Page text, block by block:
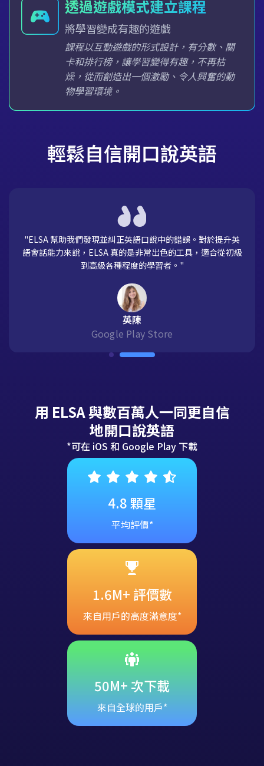
透過遊戲模式建立課程
將學習變成有趣的遊戲
課程以互動遊戲的形式設計，有分數、關
卡和排行榜，讓學習變得有趣，不再枯
燥，從而創造出一個激勵、令人興奮的動
物學習環境。
輕鬆自信開口說英語
"ELSA 幫助我們發現並糾正英語口說中的錯誤。對於提升英
語會話能力來說，ELSA 真的是非常出色的工具，適合從初級
到高級各種程度的學習者。"
英陳
Google Play Store
用 ELSA 與數百萬人一同更自信
地開口說英語
*可在 iOS 和 Google Play 下載
4.8 顆星
平均評價*
1.6M+ 評價數
來自用戶的高度滿意度*
50M+ 次下載
來自全球的用戶*